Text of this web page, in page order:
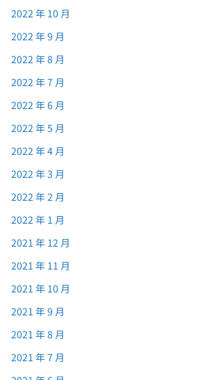
2022 年 10 月
2022 年 9 月
2022 年 8 月
2022 年 7 月
2022 年 6 月
2022 年 5 月
2022 年 4 月
2022 年 3 月
2022 年 2 月
2022 年 1 月
2021 年 12 月
2021 年 11 月
2021 年 10 月
2021 年 9 月
2021 年 8 月
2021 年 7 月